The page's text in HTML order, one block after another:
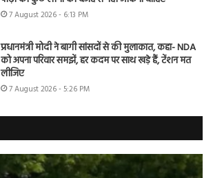
7 August 2026 - 6:13 PM
प्रधानमंत्री मोदी ने बागी सांसदों से की मुलाकात, कहा- NDA
को अपना परिवार समझें, हर कदम पर साथ खड़े हैं, टेंशन मत
लीजिए
7 August 2026 - 5:26 PM